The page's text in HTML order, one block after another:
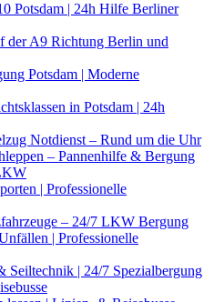
Potsdam | 24h Hilfe Berliner
der A9 Richtung Berlin und
Potsdam | Moderne
in Potsdam | 24h
Notdienst – Rund um die Uhr
– Pannenhilfe & Bergung
| Professionelle
– 24/7 LKW Bergung
| Professionelle
| 24/7 Spezialbergung